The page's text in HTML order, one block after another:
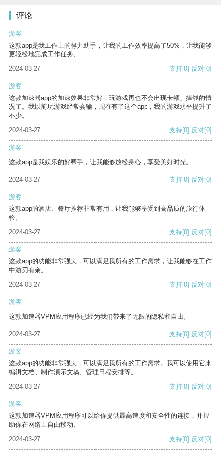
评论
游客
这款app是我工作上的得力助手，让我的工作效率提高了50%，让我能够
更轻松地完成工作任务。
2024-03-27
支持[0] 反对[0]
游客
这款加速器app的加速效果非常好，玩游戏再也不会出现卡顿、掉线的情
况了。我以前玩游戏经常会输，现在有了这个app，我的游戏水平提升了
不少。
2024-03-27
支持[0] 反对[0]
游客
这款app是我娱乐的好帮手，让我能够放松身心，享受美好时光。
2024-03-27 支持[0] 反对[0]
游客
这款app的酒店、餐厅推荐非常有用，让我能够享受到高品质的旅行体
验。
2024-03-27
支持[0] 反对[0]
游客
这款app的功能非常强大，可以满足我所有的工作需求，让我能够在工作
中游刃有余。
2024-03-27
支持[0] 反对[0]
游客
这款加速器VPM应用程序已经为我们带来了无限的隐私和自由。
2024-03-27 支持[0] 反对[0]
游客
这款app的功能非常强大，可以满足我所有的工作需求。我可以使用它来
编辑文档、制作演示文稿、管理日程安排等。
2024-03-27
支持[0] 反对[0]
游客
这款加速器VPM应用程序可以给你提供最高速度和安全性的连接，并帮
助你在网络上自由移动。
2024-03-27
支持[0] 反对[0]